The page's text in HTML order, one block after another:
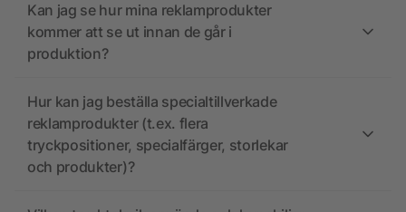
Kan jag se hur mina reklamprodukter
kommer att se ut innan de går i
produktion?
Hur kan jag beställa specialtillverkade
reklamprodukter (t.ex. flera
tryckpositioner, specialfärger, storlekar
och produkter)?